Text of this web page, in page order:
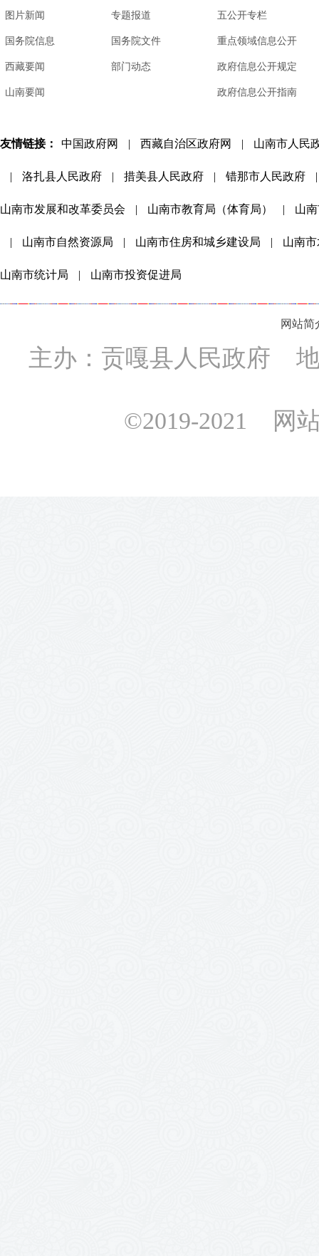
图片新闻
国务院信息
西藏要闻
山南要闻
专题报道
国务院文件
部门动态
五公开专栏
重点领域信息公开
政府信息公开规定
政府信息公开指南
友情链接： 中国政府网 | 西藏自治区政府网 | 山南市人民
| 洛扎县人民政府 | 措美县人民政府 | 错那市人民政府 |
山南市发展和改革委员会 | 山南市教育局（体育局） | 山
| 山南市自然资源局 | 山南市住房和城乡建设局 | 山南
山南市统计局 | 山南市投资促进局
网站简
主办：贡嘎县人民政府
©2019-2021 网